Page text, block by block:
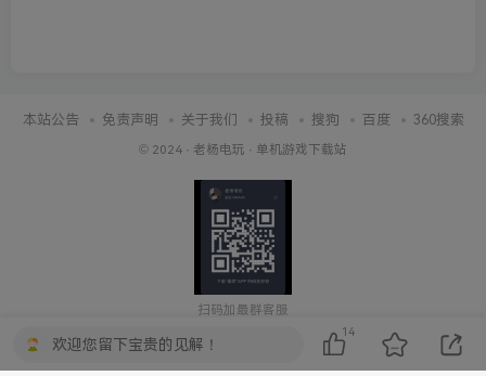
本站公告 免责声明 关于我们 投稿 搜狗 百度 360搜索
© 2024 · 老杨电玩 · 单机游戏下载站
扫码加最群客服
欢迎您留下宝贵的见解！
14